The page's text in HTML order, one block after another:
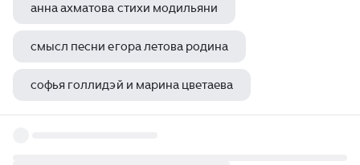
анна ахматова стихи модильяни
смысл песни егора летова родина
софья голлидэй и марина цветаева